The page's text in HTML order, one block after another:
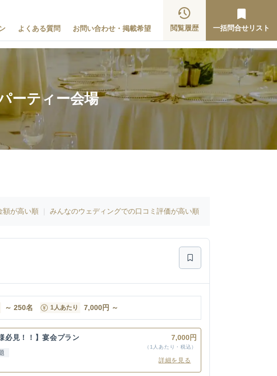
よくある質問 お問い合わせ・掲載希望 閲覧履歴 一括問合せリスト
ーティー会場
額が高い順 みんなのウェディングでの口コミ評価が高い順
～ 250名 1人あたり 7,000円 ～
必見！！】宴会プラン 7,000円
（1人あたり・税込）
詳細を見る